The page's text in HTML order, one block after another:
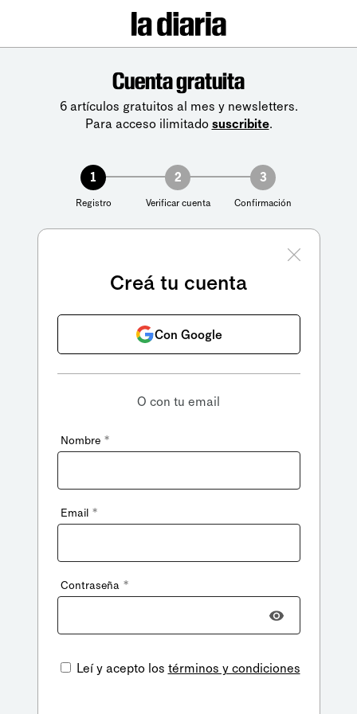
Cuenta gratuita
6 artículos gratuitos al mes y newsletters.
Para acceso ilimitado suscribite.
1
Registro
2
Verificar cuenta
3
Confirmación
Creá tu cuenta
Con Google
O con tu email
Nombre *
Email *
Contraseña *
Leí y acepto los términos y condiciones